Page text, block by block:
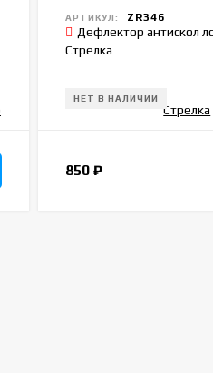
АРТИКУЛ: ZR346
Дефлектор антискол
Стрелка
НЕТ В НАЛИЧИИ
850 ₽